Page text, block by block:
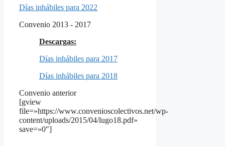
Días inhábiles para 2022
Convenio 2013 - 2017
Descargas:
Días inhábiles para 2017
Días inhábiles para 2018
Convenio anterior
[gview
file=»https://www.convenioscolectivos.net/wp-
content/uploads/2015/04/lugo18.pdf»
save=»0″]